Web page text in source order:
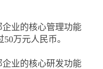
业的核心管理功能
万元人民币。
业的核心研发功能